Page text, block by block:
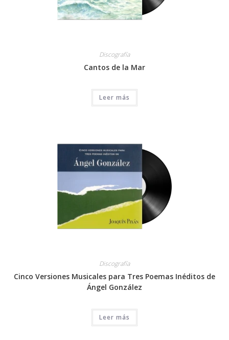
Discografía
Cantos de la Mar
Leer más
Discografía
Cinco Versiones Musicales para Tres Poemas Inéditos de
Ángel González
Leer más